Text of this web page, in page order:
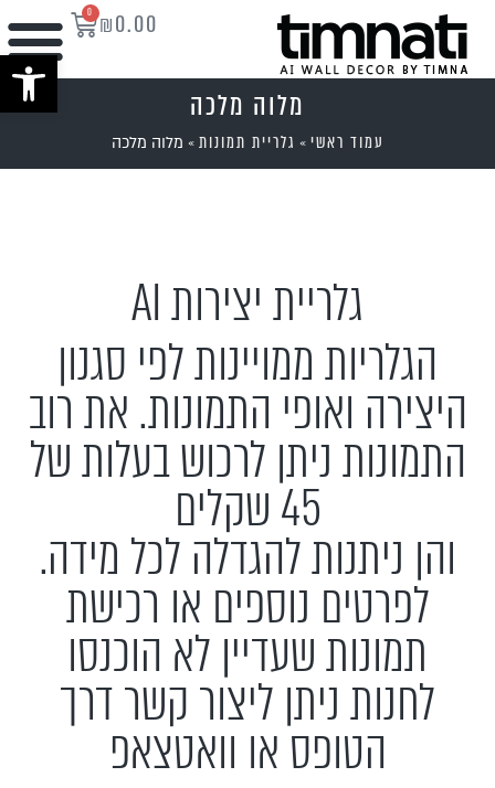
פתח סרגל
₪0.00
0
מלוה מלכה
עמוד ראשי » גלריית תמונות » מלוה מלכה
גלריית יצירות AI
הגלריות ממויינות לפי סגנון
היצירה ואופי התמונות. את רוב
התמונות ניתן לרכוש בעלות של
45 שקלים
והן ניתנות להגדלה לכל מידה.
לפרטים נוספים או רכישת
תמונות שעדיין לא הוכנסו
לחנות ניתן ליצור קשר דרך
הטופס או וואטצאפ